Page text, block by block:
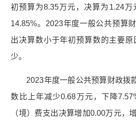
初预算为8.35万元，决算为1.24万
14.85%。2023年度一般公共预算
出决算数小于年初预算数的主要
少。
2023年度一般公共预算财政拨
数比上年减少0.68万元，下降
（境）费支出决算增加0.00万元，